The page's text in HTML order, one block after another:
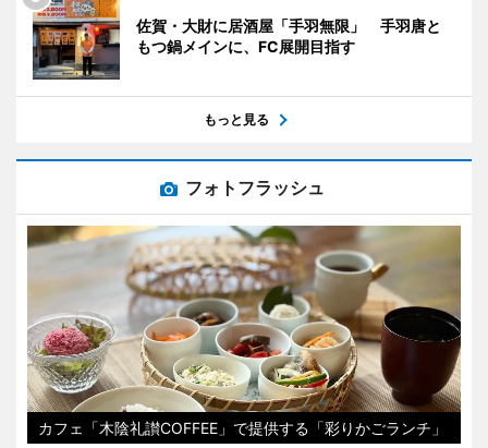
佐賀・大財に居酒屋「手羽無限」 手羽唐と
もつ鍋メインに、FC展開目指す
もっと見る
フォトフラッシュ
カフェ「木陰礼讃COFFEE」で提供する「彩りかごランチ」